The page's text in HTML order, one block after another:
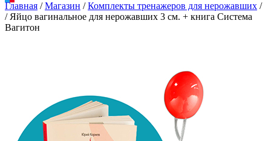
Главная / Магазин / Комплекты тренажеров для нерожавших /
/ Яйцо вагинальное для нерожавших 3 см. + книга Система
Вагитон